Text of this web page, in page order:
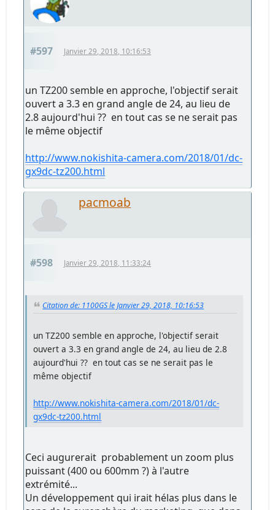
#597 Janvier 29, 2018, 10:16:53
un TZ200 semble en approche, l'objectif serait
ouvert a 3.3 en grand angle de 24, au lieu de
2.8 aujourd'hui ?? en tout cas se ne serait pas
le même objectif
http://www.nokishita-camera.com/2018/01/dc-
gx9dc-tz200.html
pacmoab
#598 Janvier 29, 2018, 11:33:24
Citation de: 1100GS le Janvier 29, 2018, 10:16:53
un TZ200 semble en approche, l'objectif serait
ouvert a 3.3 en grand angle de 24, au lieu de 2.8
aujourd'hui ?? en tout cas se ne serait pas le
même objectif
http://www.nokishita-camera.com/2018/01/dc-
gx9dc-tz200.html
Ceci augurerait probablement un zoom plus
puissant (400 ou 600mm ?) à l'autre
extrémité...
Un développement qui irait hélas plus dans le